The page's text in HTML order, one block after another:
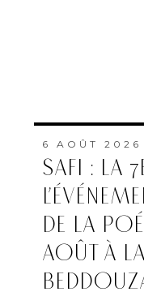
6 AOÛT 2026
SAFI : LA
DE LA
AOÛT À